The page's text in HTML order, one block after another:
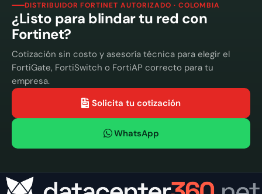
DISTRIBUIDOR FORTINET AUTORIZADO · COLOMBIA
¿Listo para blindar tu red con
Fortinet?
Cotización sin costo y asesoría técnica para elegir el
FortiGate, FortiSwitch o FortiAP correcto para tu
empresa.
Solicita tu cotización
WhatsApp